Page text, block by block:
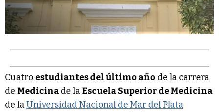
Cuatro estudiantes del último año de la carrera
de Medicinade laEscuela Superior de Medicina
de laUniversidad Nacional de Mar del Plata